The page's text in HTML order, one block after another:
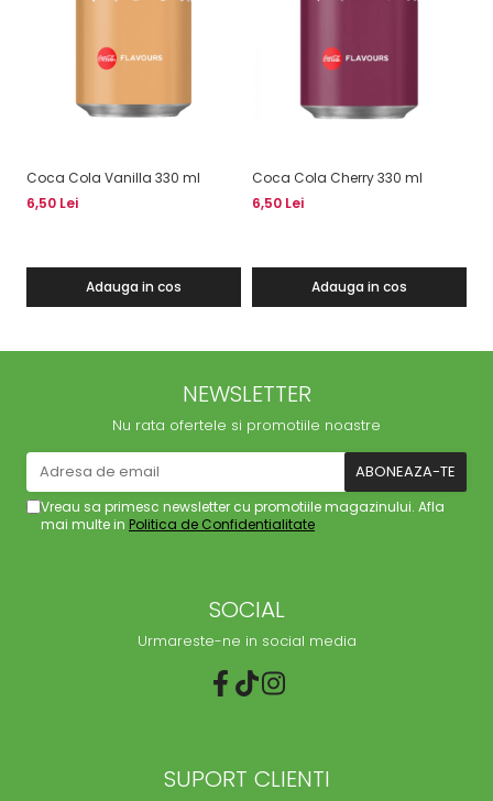
Coca Cola Vanilla 330 ml
6,50 Lei
Adauga in cos
Coca Cola Cherry 330 ml
6,50 Lei
Adauga in cos
NEWSLETTER
Nu rata ofertele si promotiile noastre
Vreau sa primesc newsletter cu promotiile magazinului. Afla
mai multe in Politica de Confidentialitate
SOCIAL
Urmareste-ne in social media
SUPORT CLIENTI